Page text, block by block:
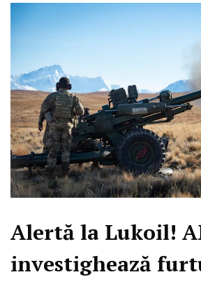
Alertă la Lukoil!
investighează